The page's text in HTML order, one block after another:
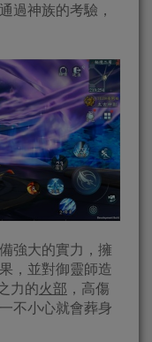
過神族的考驗，
強大的實力，擁
，並對御靈師造
力的火部 ，高傷
不小心就會葬身